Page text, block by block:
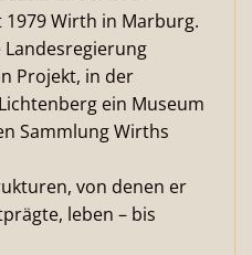
Wirth in Marburg.
Landesregierung
Projekt, in der
ein Museum
Sammlung Wirths
von denen er
leben – bis